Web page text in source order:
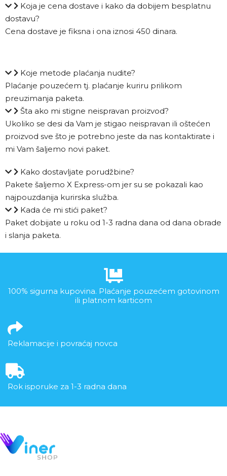
Koja je cena dostave i kako da dobijem besplatnu
dostavu?
Cena dostave je fiksna i ona iznosi 450 dinara.
Koje metode plaćanja nudite?
Plaćanje pouzećem tj. plaćanje kuriru prilikom
preuzimanja paketa.
Šta ako mi stigne neispravan proizvod?
Ukoliko se desi da Vam je stigao neispravan ili oštećen
proizvod sve što je potrebno jeste da nas kontaktirate i
mi Vam šaljemo novi paket.
Kako dostavljate porudžbine?
Pakete šaljemo X Express-om jer su se pokazali kao
najpouzdanija kurirska služba.
Kada će mi stići paket?
Paket dobijate u roku od 1-3 radna dana od dana obrade
i slanja paketa.
100% sigurna kupovina. Plaćanje pouzećem gotovinom
ili platnom karticom
Reklamacije i povraćaj novca
Rok isporuke za 1-3 radna dana